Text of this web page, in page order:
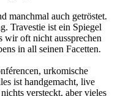
manchmal auch getröstet.
Travestie ist ein Spiegel
wir oft nicht aussprechen
in all seinen Facetten.
urkomische
ist handgemacht, live
versteckt, aber vieles